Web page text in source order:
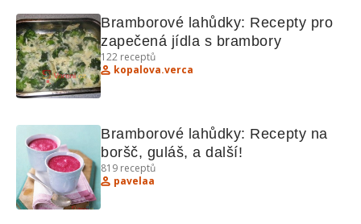
Bramborové lahůdky: Recepty pro
zapečená jídla s brambory
122 receptů
kopalova.verca
Bramborové lahůdky: Recepty na
boršč, guláš, a další!
819 receptů
pavelaa